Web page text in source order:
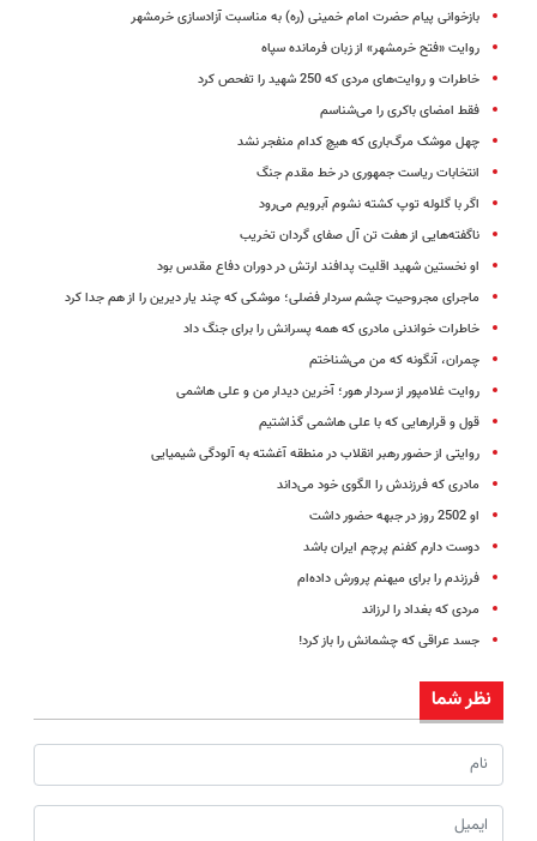
بازخوانی پیام حضرت امام خمینی (ره) به مناسبت آزادسازی خرمشهر
روایت «فتح خرمشهر» از زبان فرمانده سپاه
خاطرات و روایت‌های مردی که 250 شهید را تفحص کرد
فقط امضای باکری را می‌شناسم
چهل موشک مرگ‌باری که هیچ کدام منفجر نشد
انتخابات ریاست جمهوری در خط مقدم جنگ
اگر با گلوله توپ کشته نشوم آبرویم می‌رود
ناگفته‌هایی از هفت تن آل صفای گردان تخریب
او نخستین شهید اقلیت پدافند ارتش در دوران دفاع مقدس بود
ماجرای مجروحیت چشم سردار فضلی؛ موشکی که چند یار دیرین را از هم جدا کرد
خاطرات خواندنی مادری که همه پسرانش را برای جنگ داد
چمران، آنگونه که من می‌شناختم
روایت غلامپور از سردار هور؛ آخرین دیدار من و علی هاشمی
قول و قرارهایی که با علی هاشمی گذاشتیم
روایتی از حضور رهبر انقلاب در منطقه آغشته به آلودگی شیمیایی
مادری که فرزندش را الگوی خود می‌داند
او 2502 روز در جبهه حضور داشت
دوست دارم کفنم پرچم ایران باشد
فرزندم را برای میهنم پرورش داده‌ام
مردی که بغداد را لرزاند
جسد عراقی که چشمانش را باز کرد!
نظر شما